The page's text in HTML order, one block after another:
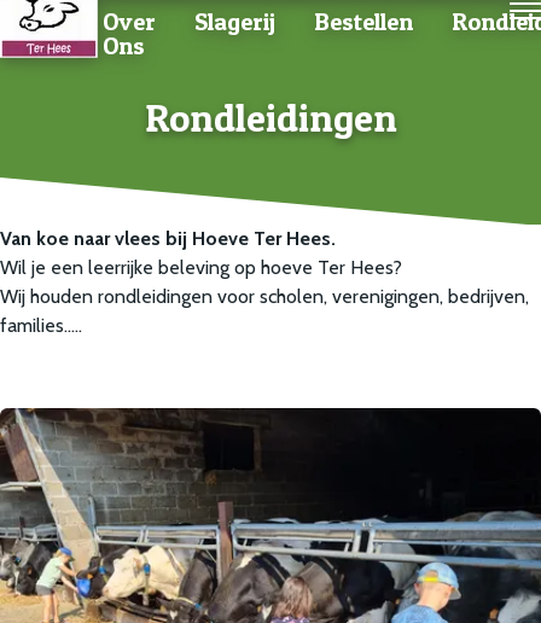
Home
Over
Ons
Slagerij Bestellen
Rondleidingen
Van koe naar vlees bij Hoeve Ter Hees.
Wil je een leerrijke beleving op hoeve Ter Hees?
Wij houden rondleidingen voor scholen, verenigingen, bedrijven,
families…..